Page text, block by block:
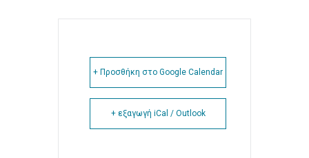
+ Προσθήκη στο Google Calendar
+ εξαγωγή iCal / Outlook